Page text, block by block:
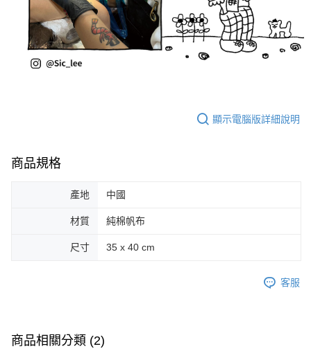
顯示電腦版詳細說明
商品規格
產地 中國
材質 純棉帆布
尺寸 35 x 40 cm
客服
商品相關分類 (2)